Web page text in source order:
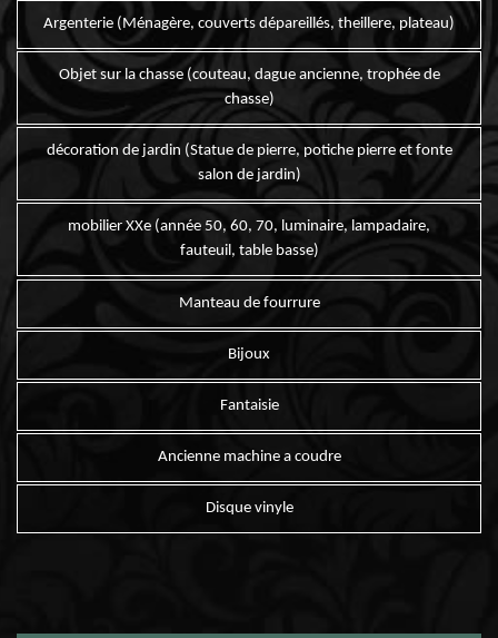
Argenterie (Ménagère, couverts dépareillés, theillere, plateau)
Objet sur la chasse (couteau, dague ancienne, trophée de
chasse)
décoration de jardin (Statue de pierre, potiche pierre et fonte
salon de jardin)
mobilier XXe (année 50, 60, 70, luminaire, lampadaire,
fauteuil, table basse)
Manteau de fourrure
Bijoux
Fantaisie
Ancienne machine a coudre
Disque vinyle